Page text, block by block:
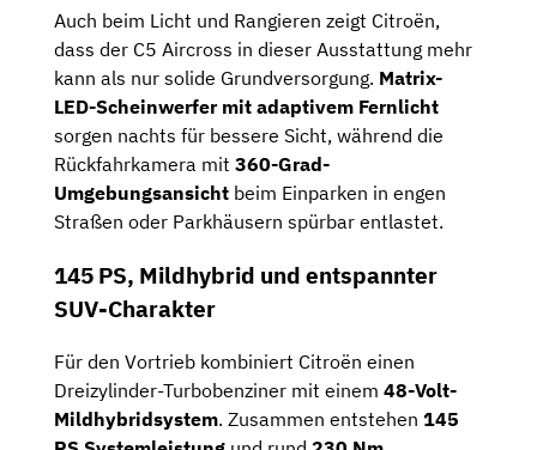
Auch beim Licht und Rangieren zeigt Citroën,
dass der C5 Aircross in dieser Ausstattung mehr
kann als nur solide Grundversorgung. Matrix-
LED-Scheinwerfer mit adaptivem Fernlicht
sorgen nachts für bessere Sicht, während die
Rückfahrkamera mit 360-Grad-
Umgebungsansicht beim Einparken in engen
Straßen oder Parkhäusern spürbar entlastet.
145 PS, Mildhybrid und entspannter
SUV-Charakter
Für den Vortrieb kombiniert Citroën einen
Dreizylinder-Turbobenziner mit einem 48-Volt-
Mildhybridsystem. Zusammen entstehen 145